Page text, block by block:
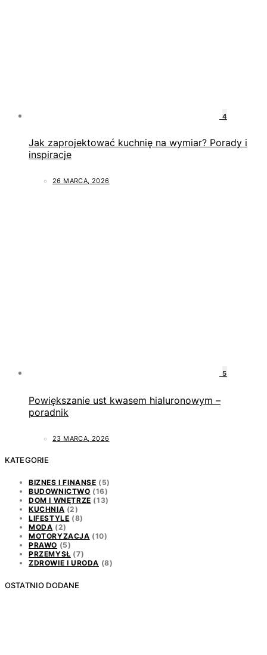
4
Jak zaprojektować kuchnię na wymiar? Porady i
inspiracje
26 MARCA, 2026
5
Powiększanie ust kwasem hialuronowym –
poradnik
23 MARCA, 2026
KATEGORIE
BIZNES I FINANSE (5)
BUDOWNICTWO (16)
DOM I WNĘTRZE (13)
KUCHNIA (2)
LIFESTYLE (8)
MODA (2)
MOTORYZACJA (10)
PRAWO (5)
PRZEMYSŁ (7)
ZDROWIE I URODA (8)
OSTATNIO DODANE